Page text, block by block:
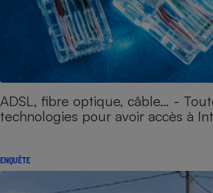
ADSL, fibre optique, câble… -
technologies pour avoir accès à
ENQUÊTE